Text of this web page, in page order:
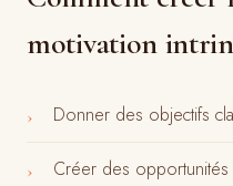
motivation
› Donner des objectifs
›
Créer des